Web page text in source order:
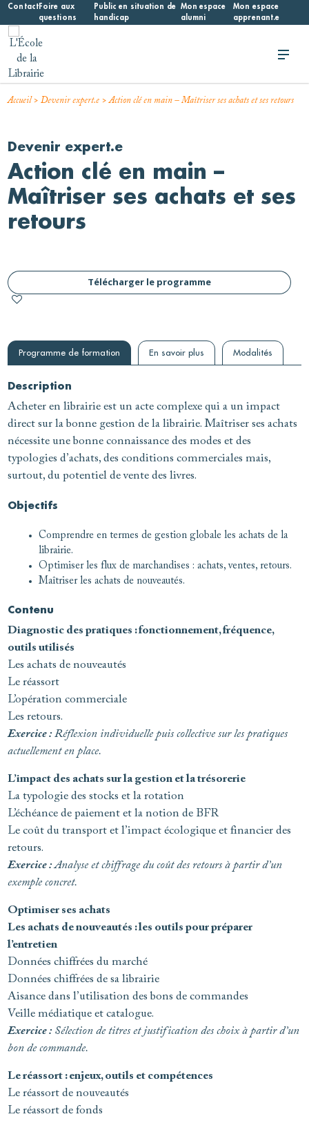
Skip
content
ContactFoire aux
questions
Public en situation de
handicap
Mon espace
alumni
Mon espace
apprenant.e
Accueil>Devenir expert.e >Action clé en main – Maîtriser ses achats et ses retours
Devenir expert.e
Action clé en main –
Maîtriser ses achats et ses
retours
Télécharger le programme
Programme de formation En savoir plus Modalités
Description
Acheter en librairie est un acte complexe qui a un impact
direct sur la bonne gestion de la librairie. Maîtriser ses achats
nécessite une bonne connaissance des modes et des
typologies d’achats, des conditions commerciales mais,
surtout, du potentiel de vente des livres.
Objectifs
Comprendre en termes de gestion globale les achats de la
librairie.
Optimiser les flux de marchandises : achats, ventes, retours.
Maîtriser les achats de nouveautés.
Contenu
Diagnostic des pratiques : fonctionnement, fréquence,
outils utilisés
Les achats de nouveautés
Le réassort
L’opération commerciale
Les retours.
Exercice :Réflexion individuelle puis collective sur les pratiques
actuellement en place.
L’impact des achats sur la gestion et la trésorerie
La typologie des stocks et la rotation
L’échéance de paiement et la notion de BFR
Le coût du transport et l’impact écologique et financier des
retours.
Exercice :Analyse et chiffrage du coût des retours à partir d’un
exemple concret.
Optimiser ses achats
Les achats de nouveautés : les outils pour préparer
l’entretien
Données chiffrées du marché
Données chiffrées de sa librairie
Aisance dans l’utilisation des bons de commandes
Veille médiatique et catalogue.
Exercice :Sélection de titres et justification des choix à partir d’un
bon de commande.
Le réassort : enjeux, outils et compétences
Le réassort de nouveautés
Le réassort de fonds